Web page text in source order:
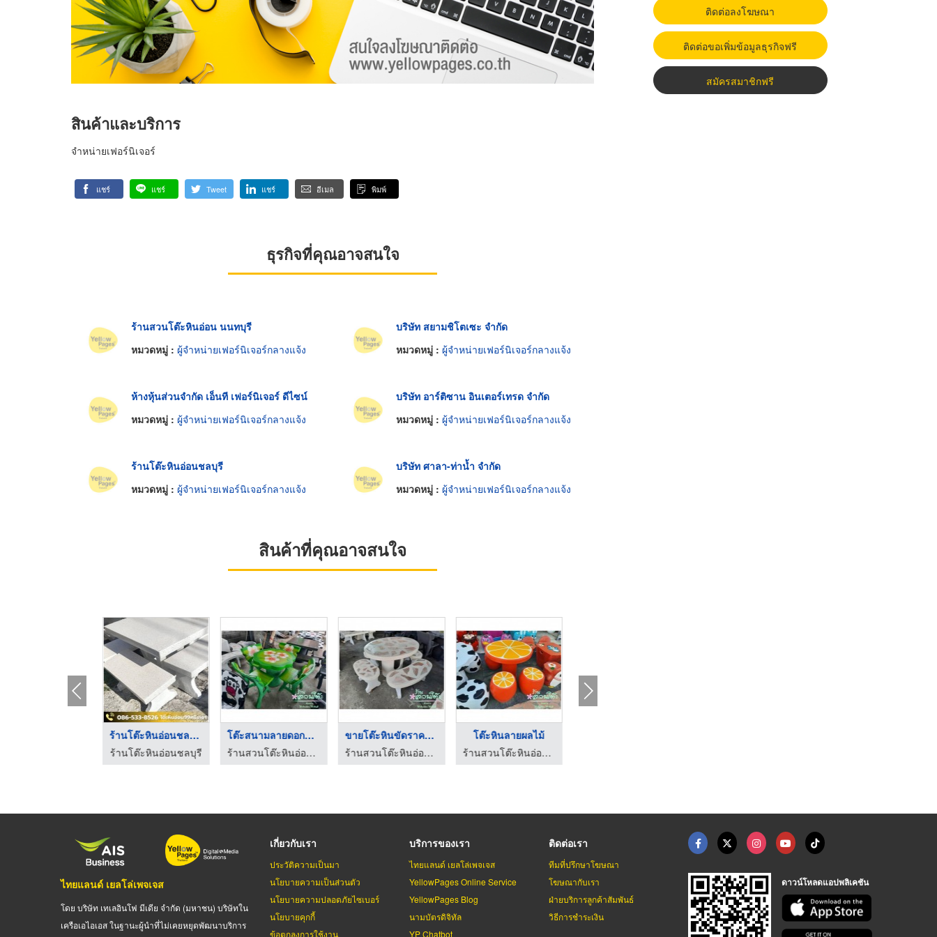
สินค้าและบริการ
จำหน่ายเฟอร์นิเจอร์
แชร์ แชร์ Tweet แชร์ อีเมล พิมพ์
ธุรกิจที่คุณอาจสนใจ
ร้านสวนโต๊ะหินอ่อน นนทบุรี
หมวดหมู่ : ผู้จำหน่ายเฟอร์นิเจอร์กลางแจ้ง
บริษัท สยามชิโตเซะ จำกัด
หมวดหมู่ : ผู้จำหน่ายเฟอร์นิเจอร์กลางแจ้ง
ห้างหุ้นส่วนจำกัด เอ็นที เฟอร์นิเจอร์ ดีไซน์
หมวดหมู่ : ผู้จำหน่ายเฟอร์นิเจอร์กลางแจ้ง
บริษัท อาร์ติซาน อินเตอร์เทรด จำกัด
หมวดหมู่ : ผู้จำหน่ายเฟอร์นิเจอร์กลางแจ้ง
ร้านโต๊ะหินอ่อนชลบุรี
หมวดหมู่ : ผู้จำหน่ายเฟอร์นิเจอร์กลางแจ้ง
บริษัท ศาลา-ท่าน้ำ จำกัด
หมวดหมู่ : ผู้จำหน่ายเฟอร์นิเจอร์กลางแจ้ง
สินค้าที่คุณอาจสนใจ
ร้านโต๊ะหินอ่อนชลบุร ...
ร้านโต๊ะหินอ่อนชลบุรี
โต๊ะสนามลายดอกลีลาวด ...
ร้านสวนโต๊ะหินอ่อน นนทบุรี
ขายโต๊ะหินขัดราคาถูก
ร้านสวนโต๊ะหินอ่อน นนทบุรี
โต๊ะหินลายผลไม้
ร้านสวนโต๊ะหินอ่อน นนทบุรี
ติดต่อลงโฆษณา
ติดต่อขอเพิ่มข้อมูลธุรกิจฟรี
สมัครสมาชิกฟรี
ไทยแลนด์ เยลโล่เพจเจส
โดย บริษัท เทเลอินโฟ มีเดีย จำกัด (มหาชน) บริษัทใน
เครือเอไอเอส ในฐานะผู้นำที่ไม่เคยหยุดพัฒนาบริการ
เกี่ยวกับเรา
ประวัติความเป็นมา
นโยบายความเป็นส่วนตัว
นโยบายความปลอดภัยไซเบอร์
นโยบายคุกกี้
ข้อตกลงการใช้งาน
บริการของเรา
ไทยแลนด์ เยลโล่เพจเจส
YellowPages Online Service
YellowPages Blog
นามบัตรดิจิทัล
YP Chatbot
ติดต่อเรา
ทีมที่ปรึกษาโฆษณา
โฆษณากับเรา
ฝ่ายบริการลูกค้าสัมพันธ์
วิธีการชำระเงิน
ดาวน์โหลดแอปพลิเคชัน